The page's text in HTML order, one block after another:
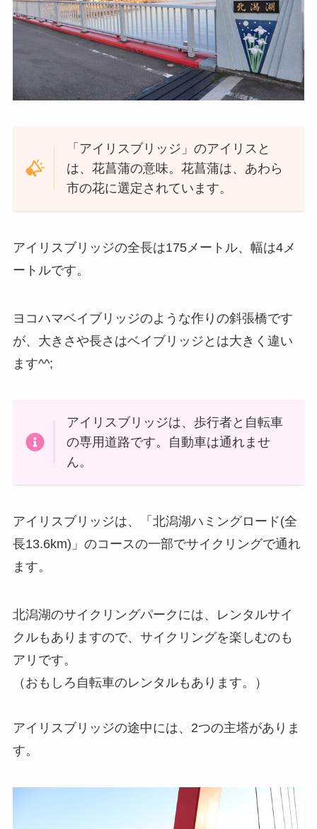
「アイリスブリッジ」のアイリスと
は、花菖蒲の意味。花菖蒲は、あわら
市の花に選定されています。
アイリスブリッジの全長は175メートル、幅は4メ
ートルです。
ヨコハマベイブリッジのような作りの斜張橋です
が、大きさや長さはベイブリッジとは大きく違い
ます^^;
アイリスブリッジは、歩行者と自転車
の専用道路です。自動車は通れませ
ん。
アイリスブリッジは、「北潟湖ハミングロード(全
長13.6km)」のコースの一部でサイクリングで通れ
ます。
北潟湖のサイクリングパークには、レンタルサイ
クルもありますので、サイクリングを楽しむのも
アリです。
（おもしろ自転車のレンタルもあります。）
アイリスブリッジの途中には、2つの主塔がありま
す。